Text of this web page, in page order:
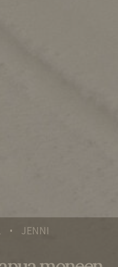
•
JENNI